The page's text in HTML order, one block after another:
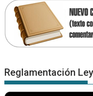
Reglamentación